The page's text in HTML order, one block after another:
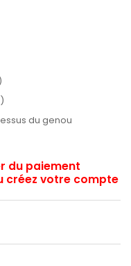
du genou
du paiement
créez votre compte